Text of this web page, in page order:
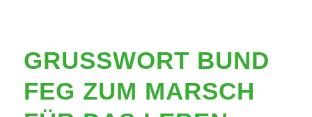
GRUSSWORT BUND F
EG ZUM MARSCH F